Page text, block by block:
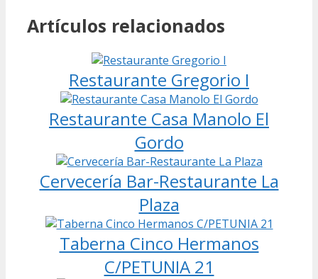
Artículos relacionados
Restaurante Gregorio I
Restaurante Casa Manolo El
Gordo
Cervecería Bar-Restaurante La
Plaza
Taberna Cinco Hermanos
C/PETUNIA 21